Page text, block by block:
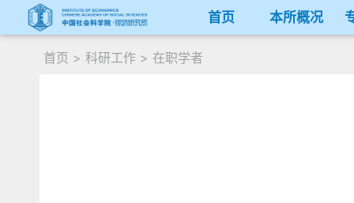
首页 本所概况
首页 > 科研工作 > 在职学者